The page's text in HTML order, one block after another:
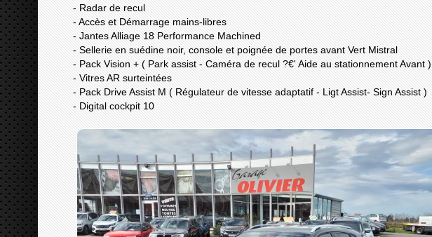
- Radar de recul
- Accès et Démarrage mains-libres
- Jantes Alliage 18 Performance Machined
- Sellerie en suédine noir, console et poignée de portes avant Vert Mistral
- Pack Vision + ( Park assist - Caméra de recul ?€' Aide au stationnement Avant )
- Vitres AR surteintées
- Pack Drive Assist M ( Régulateur de vitesse adaptatif - Ligt Assist- Sign Assist )
- Digital cockpit 10